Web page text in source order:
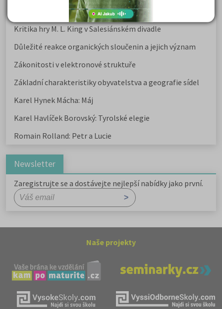
Karel Havlíček Borovský: Tyrolské elegie
Kritika hry M. L. King v Salesiánském divadle
Důležité reakce organických sloučenin a jejich význam
Zákonitosti v elektronové struktuře
Základní charakteristiky obyvatelstva a geografie sídel
Karel Hynek Mácha: Máj
Karel Havlíček Borovský: Tyrolské elegie
Romain Rolland: Petr a Lucie
Newsletter
Zaregistrujte se a dostávejte nejlepší nabídky jako první.
Naše projekty